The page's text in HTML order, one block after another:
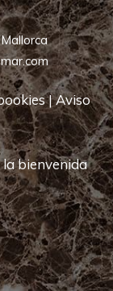
|Aviso
bienvenida